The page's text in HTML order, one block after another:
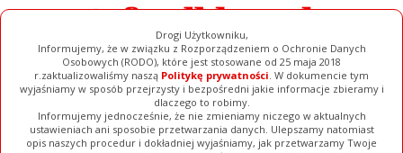
Drogi Użytkowniku,
Informujemy, że w związku z Rozporządzeniem o Ochronie Danych
Osobowych (RODO), które jest stosowane od 25 maja 2018
r.zaktualizowaliśmy naszą Politykę prywatności. W dokumencie tym
wyjaśniamy w sposób przejrzysty i bezpośredni jakie informacje zbieramy i
dlaczego to robimy.
Informujemy jednocześnie, że nie zmieniamy niczego w aktualnych
ustawieniach ani sposobie przetwarzania danych. Ulepszamy natomiast
opis naszych procedur i dokładniej wyjaśniamy, jak przetwarzamy Twoje
Ogłoszenia Filmy Galerie Baza Firm Pełna Wersja